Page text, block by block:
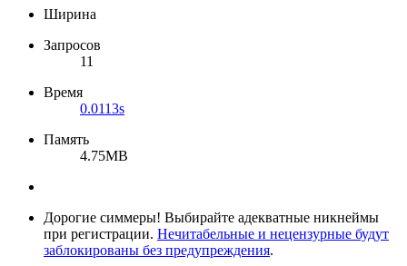
Ширина
Запросов
11
Время
0.0113s
Память
4.75MB
Дорогие симмеры! Выбирайте адекватные никнеймы
при регистрации. Нечитабельные и нецензурные будут
заблокированы без предупреждения.